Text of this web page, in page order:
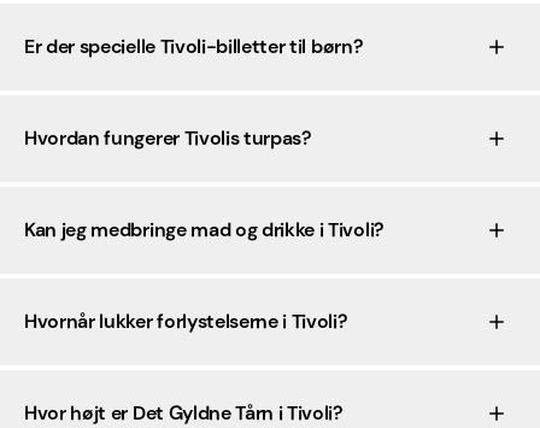
Er der specielle Tivoli-billetter til børn?
Hvordan fungerer Tivolis turpas?
Kan jeg medbringe mad og drikke i Tivoli?
Hvornår lukker forlystelserne i Tivoli?
Hvor højt er Det Gyldne Tårn i Tivoli?